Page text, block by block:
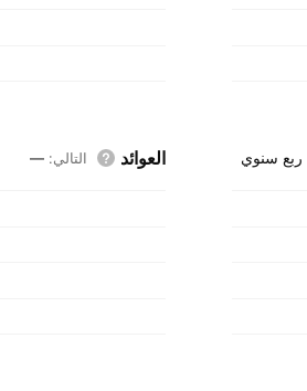
ربع سنوي العوائد التالي:
—